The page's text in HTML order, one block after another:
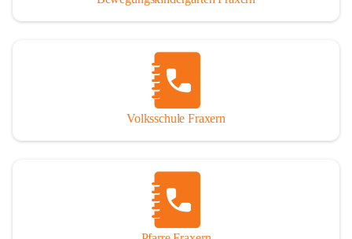
Volksschule Fraxern